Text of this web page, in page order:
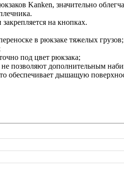
Kanken, значительно
на кнопках.
в рюкзаке тяжелых грузов;
под цвет рюкзака;
дополнительным
обеспечивает дышащую